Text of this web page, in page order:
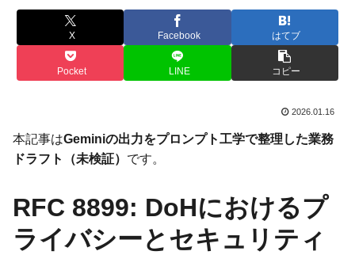
X Facebook はてブ
Pocket LINE コピー
2026.01.16
本記事はGeminiの出力をプロンプト工学で整理した業務
ドラフト（未検証） です。
RFC 8899: DoHにおけるプ
ライバシーとセキュリティ